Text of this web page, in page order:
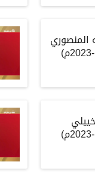
المنصوري